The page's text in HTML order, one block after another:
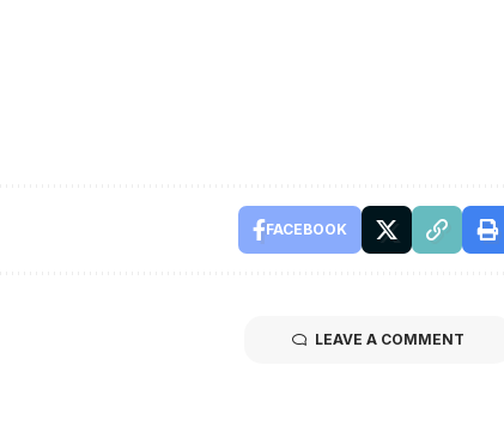
FACEBOOK
LEAVE A COMMENT